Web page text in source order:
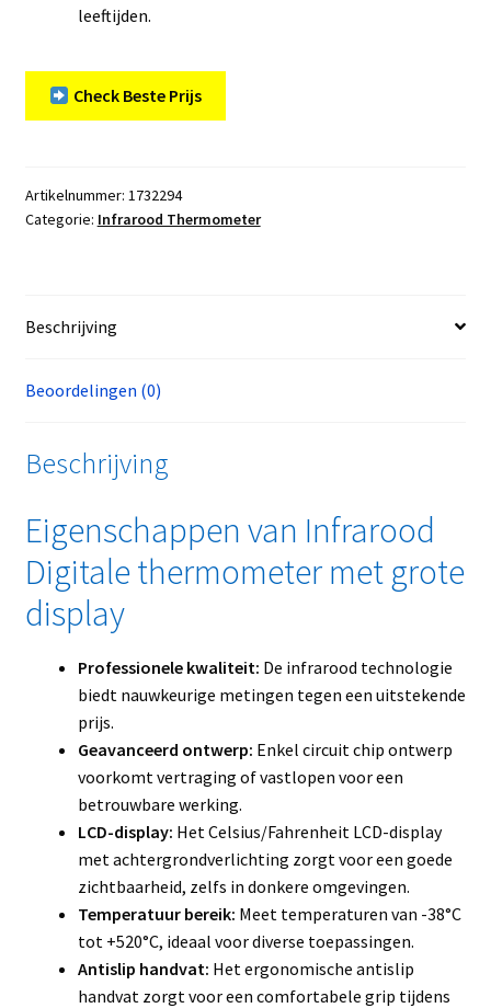
leeftijden.
Check Beste Prijs
Artikelnummer: 1732294
Categorie: Infrarood Thermometer
Beschrijving
Beoordelingen (0)
Beschrijving
Eigenschappen van Infrarood
Digitale thermometer met grote
display
Professionele kwaliteit: De infrarood technologie
biedt nauwkeurige metingen tegen een uitstekende
prijs.
Geavanceerd ontwerp: Enkel circuit chip ontwerp
voorkomt vertraging of vastlopen voor een
betrouwbare werking.
LCD-display: Het Celsius/Fahrenheit LCD-display
met achtergrondverlichting zorgt voor een goede
zichtbaarheid, zelfs in donkere omgevingen.
Temperatuur bereik: Meet temperaturen van -38°C
tot +520°C, ideaal voor diverse toepassingen.
Antislip handvat: Het ergonomische antislip
handvat zorgt voor een comfortabele grip tijdens